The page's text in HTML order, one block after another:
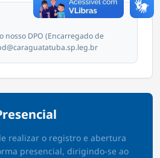
nosso DPO (Encarregado de
realizar o registro e abertura
presencial, dirigindo-se ao